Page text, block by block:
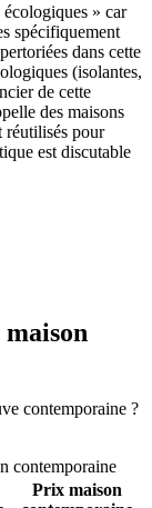
» car
spécifiquement
dans cette
(isolantes,
de cette
des maisons
réutilisés pour
est discutable
contemporaine ?
contemporaine
Prix maison